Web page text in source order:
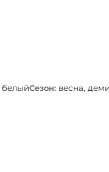
белыйСезон: весна,